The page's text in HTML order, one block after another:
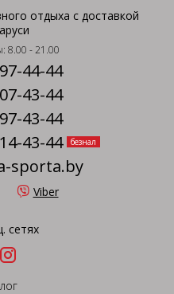
отдыха с доставкой
8.00 - 21.00
44-44
43-44
43-44
43-44
безнал
sporta.by
Viber
сетях